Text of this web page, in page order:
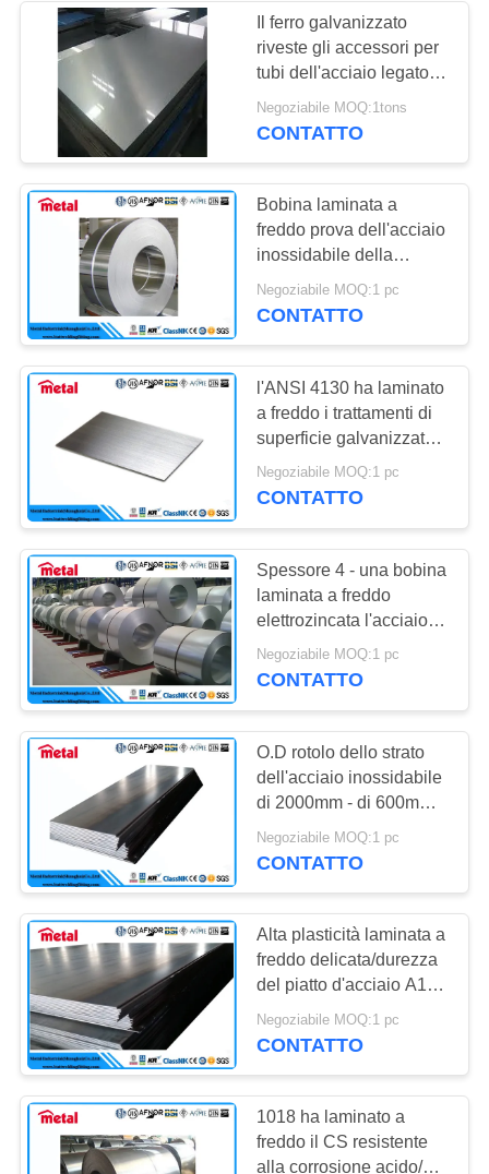
CASI
MAPPA
SITO
PRIVACY
POLICY
tubo d'acciaio
rivestito
125
Tubo d&#39;acciaio
senza saldatura
bassa temperatura
del tubo
d&#39;acciaio
86
tubo di titanio della
lega
158
tubo della lega di
alluminio
Il ferro galvanizzato
riveste gli accessori per
tubi dell'acciaio legato,
piatto lucidato 10mm
dell'acciaio inossidabile
Negoziabile MOQ:1tons
CONTATTO
Bobina laminata a
freddo prova dell'acciaio
inossidabile della
ruggine, lamina piana
dell'acciaio inossidabile
Negoziabile MOQ:1 pc
CONTATTO
l'ANSI 4130 ha laminato
a freddo i trattamenti di
superficie galvanizzato
del piatto d'acciaio
spessore di 220mm - di
Negoziabile MOQ:1 pc
CONTATTO
Spessore 4 - una bobina
laminata a freddo
elettrozincata l'acciaio
da 5 millimetri, argenta il
piatto dell'acciaio
Negoziabile MOQ:1 pc
CONTATTO
O.D rotolo dello strato
dell'acciaio inossidabile
di 2000mm - di 600mm,
bobina rivestita della
lamiera di acciaio
Negoziabile MOQ:1 pc
CONTATTO
Alta plasticità laminata a
freddo delicata/durezza
del piatto d'acciaio A105
resistente all'acido
Negoziabile MOQ:1 pc
CONTATTO
1018 ha laminato a
freddo il CS resistente
alla corrosione acido/ss